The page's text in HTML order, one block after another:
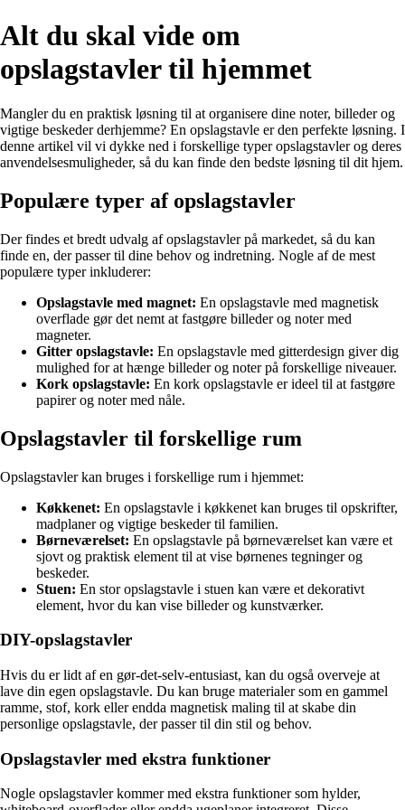
Alt du skal vide om
opslagstavler til hjemmet
Mangler du en praktisk løsning til at organisere dine noter, billeder og
vigtige beskeder derhjemme? En opslagstavle er den perfekte løsning. I
denne artikel vil vi dykke ned i forskellige typer opslagstavler og deres
anvendelsesmuligheder, så du kan finde den bedste løsning til dit hjem.
Populære typer af opslagstavler
Der findes et bredt udvalg af opslagstavler på markedet, så du kan
finde en, der passer til dine behov og indretning. Nogle af de mest
populære typer inkluderer:
Opslagstavle med magnet: En opslagstavle med magnetisk
overflade gør det nemt at fastgøre billeder og noter med
magneter.
Gitter opslagstavle: En opslagstavle med gitterdesign giver dig
mulighed for at hænge billeder og noter på forskellige niveauer.
Kork opslagstavle: En kork opslagstavle er ideel til at fastgøre
papirer og noter med nåle.
Opslagstavler til forskellige rum
Opslagstavler kan bruges i forskellige rum i hjemmet:
Køkkenet: En opslagstavle i køkkenet kan bruges til opskrifter,
madplaner og vigtige beskeder til familien.
Børneværelset: En opslagstavle på børneværelset kan være et
sjovt og praktisk element til at vise børnenes tegninger og
beskeder.
Stuen: En stor opslagstavle i stuen kan være et dekorativt
element, hvor du kan vise billeder og kunstværker.
DIY-opslagstavler
Hvis du er lidt af en gør-det-selv-entusiast, kan du også overveje at
lave din egen opslagstavle. Du kan bruge materialer som en gammel
ramme, stof, kork eller endda magnetisk maling til at skabe din
personlige opslagstavle, der passer til din stil og behov.
Opslagstavler med ekstra funktioner
Nogle opslagstavler kommer med ekstra funktioner som hylder,